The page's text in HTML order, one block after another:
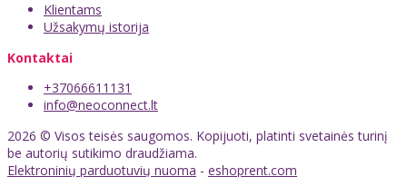
Klientams
Užsakymų istorija
Kontaktai
+37066611131
info@neoconnect.lt
2026 © Visos teisės saugomos. Kopijuoti, platinti svetainės turinį
be autorių sutikimo draudžiama.
Elektroninių parduotuvių nuoma - eshoprent.com